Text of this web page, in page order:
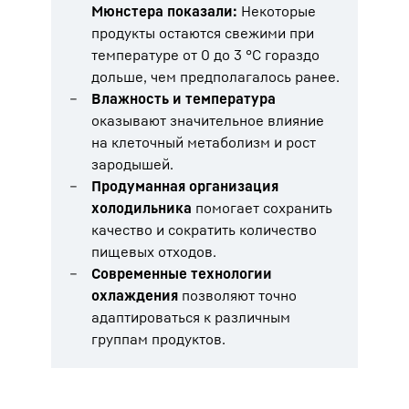
Мюнстера показали: Некоторые
продукты остаются свежими при
температуре от 0 до 3 °C гораздо
дольше, чем предполагалось ранее.
Влажность и температура
оказывают значительное влияние
на клеточный метаболизм и рост
зародышей.
Продуманная организация
холодильника помогает сохранить
качество и сократить количество
пищевых отходов.
Современные технологии
охлаждения позволяют точно
адаптироваться к различным
группам продуктов.